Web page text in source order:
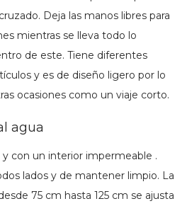
Deja las manos libres para
mientras se lleva todo lo
de este. Tiene diferentes
y es de diseño ligero por lo
ocasiones como un viaje corto.
agua
con un interior impermeable .
lados y de mantener limpio. La
75 cm hasta 125 cm se ajusta